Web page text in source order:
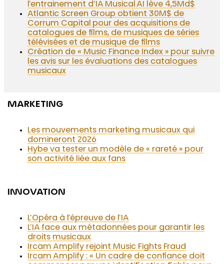
l’entrainement d’IA Musical AI lève 4,5Md$
Atlantic Screen Group obtient 30M$ de
Corrum Capital pour des acquisitions de
catalogues de films, de musiques de séries
télévisées et de musique de films
Création de « Music Finance Index » pour suivre
les avis sur les évaluations des catalogues
musicaux
MARKETING
Les mouvements marketing musicaux qui
domineront 2026
Hybe va tester un modèle de « rareté » pour
son activité liée aux fans
INNOVATION
L’Opéra à l’épreuve de l’IA
L’IA face aux métadonnées pour garantir les
droits musicaux
Ircam Amplify rejoint Music Fights Fraud
Ircam Amplify : « Un cadre de confiance doit